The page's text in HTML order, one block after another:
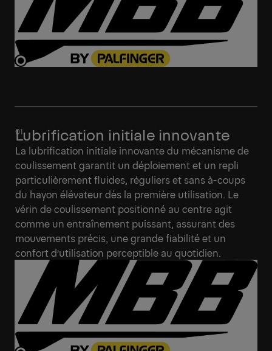
Lubrification initiale innovante
La lubrification initiale innovante du mécanisme de
coulissement garantit un déploiement et un repli
particulièrement fluides, réguliers et sans à-coups
du hayon élévateur dès la première utilisation. Le
vérin de coulissement positionné au centre agit
comme un entraînement puissant, assurant des
mouvements précis, une grande fiabilité et un
confort d’utilisation perceptible au quotidien.